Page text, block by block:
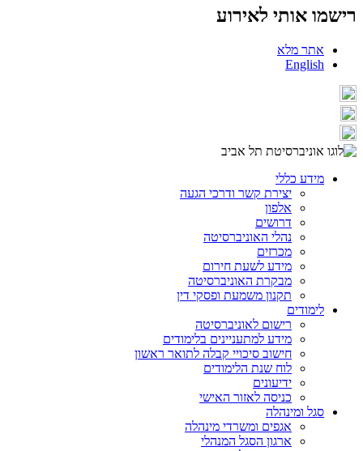
רישמו אותי לאירוע
אתר מלא
English
מידע כללי
יצירת קשר ודרכי הגעה
אלפון
דרושים
נהלי האוניברסיטה
מכרזים
מידע לשעת חירום
מבקרת האוניברסיטה
תקנון משמעת ופסקי דין
לימודים
רישום לאוניברסיטה
מידע למתעניינים בלימודים
חישוב סיכויי קבלה לתואר ראשון
לוח שנת הלימודים
ידיעונים
כניסה לאזור האישי
סגל ומינהלה
אגפים ומשרדי מינהלה
ארגון הסגל המנהלי